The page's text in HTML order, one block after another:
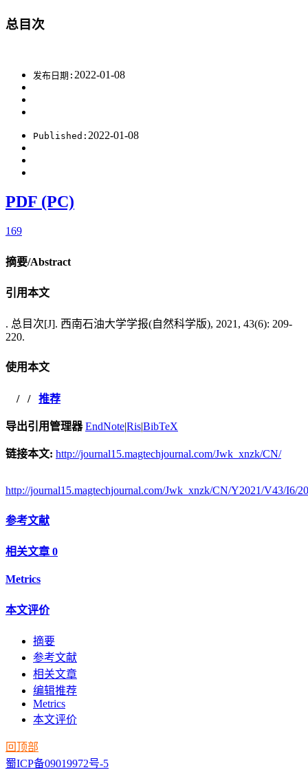
总目次
发布日期: 2022-01-08
Published: 2022-01-08
PDF (PC)
169
摘要/Abstract
引用本文
. 总目次[J]. 西南石油大学学报(自然科学版), 2021, 43(6): 209-
220.
使用本文
/ / 推荐
导出引用管理器 EndNote|Ris|BibTeX
链接本文: http://journal15.magtechjournal.com/Jwk_xnzk/CN/
http://journal15.magtechjournal.com/Jwk_xnzk/CN/Y2021/V43/I6/
参考文献
相关文章 0
Metrics
本文评价
摘要
参考文献
相关文章
编辑推荐
Metrics
本文评价
回顶部
蜀ICP备09019972号-5